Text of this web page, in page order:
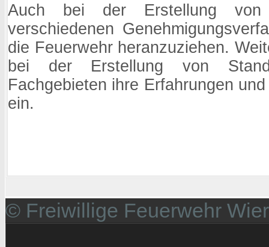
Auch bei der Erstellung von
verschiedenen
die Feuerwehr heranzuziehen.
bei der Erstellung von
Fachgebieten ihre Erfahrungen
ein.
© Freiwillige Feuerwehr